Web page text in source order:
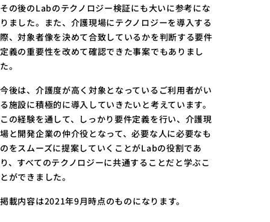
その後のLabのテクノロジー検証にも大いに参考にな
りました。また、介護現場にテクノロジーを導入する
際、対象者像を決めて合致しているかを判断する要件
定義の重要性を改めて確認できた事案でもありまし
た。
今後は、介護度が高く対象となっているご利用者がい
る施設に積極的に導入していきたいと考えています。
この経験を通して、しっかり要件定義を行い、介護現
場と開発企業の仲介役となって、必要な人に必要なも
のをスムーズに提案していくことがLabの役割であ
り、すべてのテクノロジーに共通することだと学ぶこ
とができました。
掲載内容は2021年9月時点のものになります。